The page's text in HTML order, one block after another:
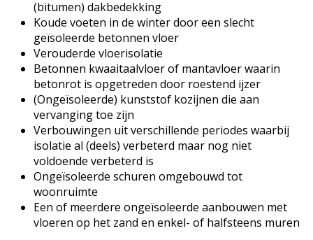
(bitumen) dakbedekking
Koude voeten in de winter door een slecht
geïsoleerde betonnen vloer
Verouderde vloerisolatie
Betonnen kwaaitaalvloer of mantavloer waarin
betonrot is opgetreden door roestend ijzer
(Ongeïsoleerde) kunststof kozijnen die aan
vervanging toe zijn
Verbouwingen uit verschillende periodes waarbij
isolatie al (deels) verbeterd maar nog niet
voldoende verbeterd is
Ongeïsoleerde schuren omgebouwd tot
woonruimte
Een of meerdere ongeïsoleerde aanbouwen met
vloeren op het zand en enkel- of halfsteens muren